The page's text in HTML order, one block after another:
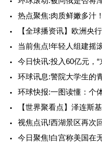
热点聚焦:肉质鲜嫩多汁
【全球播资讯】欧洲央
当前焦点!年轻人组建摇
今日快讯:投入60亿元，“
环球讯息:警院大学生的
环球快报:一图读懂：个
【世界聚看点】泽连斯
视焦点讯!西湖景区再次
今日聚焦!白宫称美国在